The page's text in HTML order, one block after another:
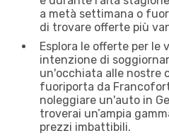
a metà settimana o
di trovare offerte più
Esplora le offerte per le
intenzione di
un'occhiata alle nostre
fuoriporta da
noleggiare un'auto in
troverai un’ampia
prezzi imbattibili.